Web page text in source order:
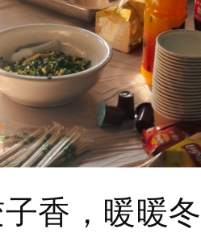
香，暖暖